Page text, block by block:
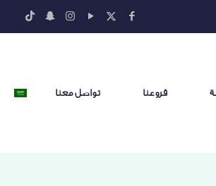
فروعنا تواصل معنا